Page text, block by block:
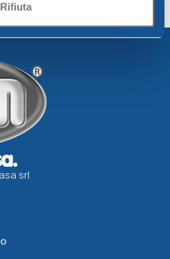
Rifiuta
1,16€
srl